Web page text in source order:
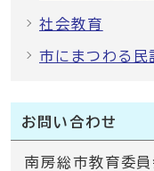
社会教育
市にまつわる民
お問い合わせ
南房総市教育委員